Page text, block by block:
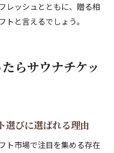
レッシュとともに、贈る相
と言えるでしょう。
らサウナチケッ
選びに選ばれる理由
ト市場で注目を集める存在